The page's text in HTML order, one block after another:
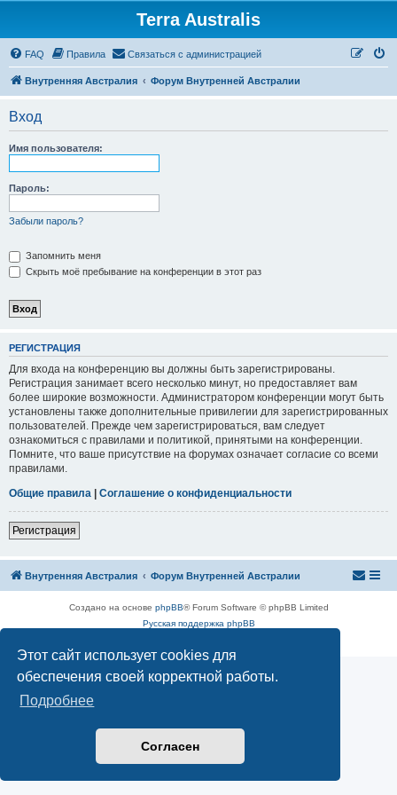
Этот сайт использует cookies для
обеспечения своей корректной работы.
Подробнее
Согласен
Terra Australis
FAQ Правила Связаться с администрацией
Внутренняя Австралия Форум Внутренней Австралии
Вход
Имя пользователя:
Пароль:
Забыли пароль?
Запомнить меня
Скрыть моё пребывание на конференции в этот раз
РЕГИСТРАЦИЯ
Для входа на конференцию вы должны быть зарегистрированы.
Регистрация занимает всего несколько минут, но предоставляет вам
более широкие возможности. Администратором конференции могут быть
установлены также дополнительные привилегии для зарегистрированных
пользователей. Прежде чем зарегистрироваться, вам следует
ознакомиться с правилами и политикой, принятыми на конференции.
Помните, что ваше присутствие на форумах означает согласие со всеми
правилами.
Общие правила | Соглашение о конфиденциальности
Регистрация
Внутренняя Австралия Форум Внутренней Австралии
Создано на основе phpBB® Forum Software © phpBB Limited
Русская поддержка phpBB